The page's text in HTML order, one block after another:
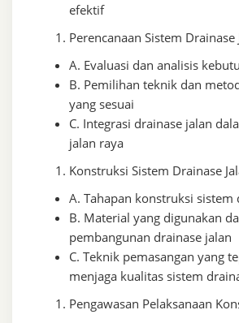
efektif
Perencanaan Sistem Drainase
A. Evaluasi dan analisis
B. Pemilihan teknik dan
yang sesuai
C. Integrasi drainase jalan
jalan raya
Konstruksi Sistem Drainase
A. Tahapan konstruksi sistem
B. Material yang digunakan
pembangunan drainase jalan
C. Teknik pemasangan yang
menjaga kualitas sistem
Pengawasan Pelaksanaan